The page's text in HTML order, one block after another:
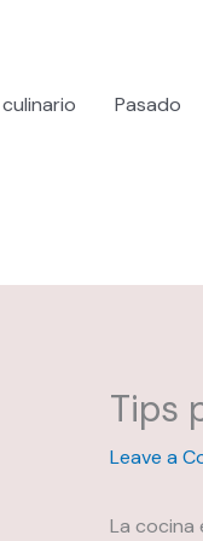
Pasado
Tips
Leave a
La cocina